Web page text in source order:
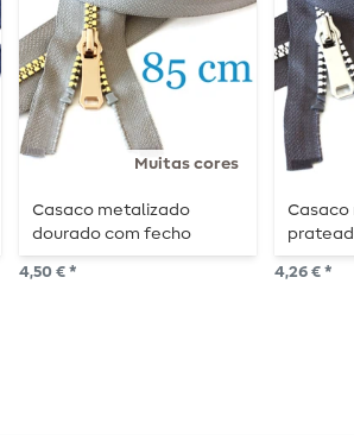
Muitas cores
Casaco metalizado
dourado com fecho
divisível 85 cm
4,50 € *
divisível
4,26 € *